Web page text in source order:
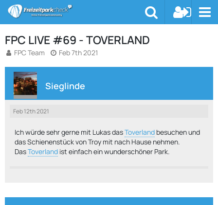
FPC LIVE #69 - TOVERLAND
FPC Team Feb 7th 2021
Sieglinde
Feb 12th 2021
Ich würde sehr gerne mit Lukas dasToverland besuchen und
das Schienenstück von Troy mit nach Hause nehmen.
DasToverland ist einfach ein wunderschöner Park.